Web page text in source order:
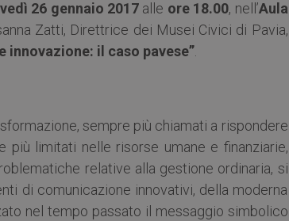
26 gennaio 2017 alle ore 18.00, nell’Aula
Zatti, Direttrice dei Musei Civici di Pavia,
innovazione: il caso pavese”
sempre più chiamati a rispondere
più limitati nelle risorse umane e finanziarie,
relative alla gestione ordinaria, si
di comunicazione innovativi, della moderna
nel tempo passato il messaggio simbolico